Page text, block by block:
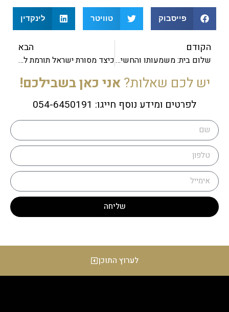
פייסבוק טוויטר לינקדין
הקודם
שלום בית: משמעותו והחשיבות שלו ביהדות
הבא
כיצד מסורת ישראל תורמת לשלום בית במשפחה
יש לכם שאלות?אני כאן בשבילכם!
לפרטים ומידע נוסף חייגו: 054-6450191
שליחה
לערוץ התוכן